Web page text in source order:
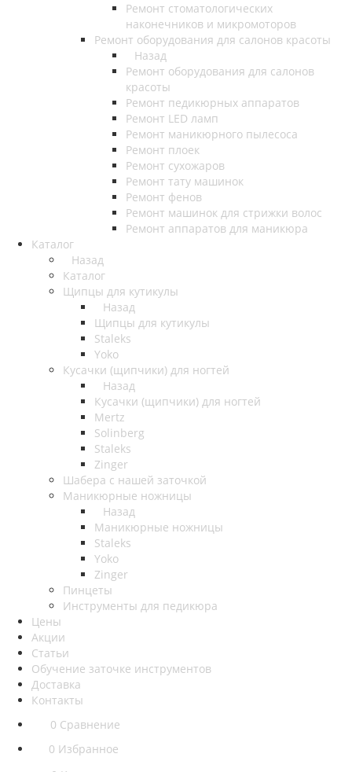
Ремонт стоматологических
наконечников и микромоторов
Ремонт оборудования для салонов красоты
Назад
Ремонт оборудования для салонов
красоты
Ремонт педикюрных аппаратов
Ремонт LED ламп
Ремонт маникюрного пылесоса
Ремонт плоек
Ремонт сухожаров
Ремонт тату машинок
Ремонт фенов
Ремонт машинок для стрижки волос
Ремонт аппаратов для маникюра
Каталог
Назад
Каталог
Щипцы для кутикулы
Назад
Щипцы для кутикулы
Staleks
Yoko
Кусачки (щипчики) для ногтей
Назад
Кусачки (щипчики) для ногтей
Mertz
Solinberg
Staleks
Zinger
Шабера с нашей заточкой
Маникюрные ножницы
Назад
Маникюрные ножницы
Staleks
Yoko
Zinger
Пинцеты
Инструменты для педикюра
Цены
Акции
Статьи
Обучение заточке инструментов
Доставка
Контакты
0 Сравнение
0 Избранное